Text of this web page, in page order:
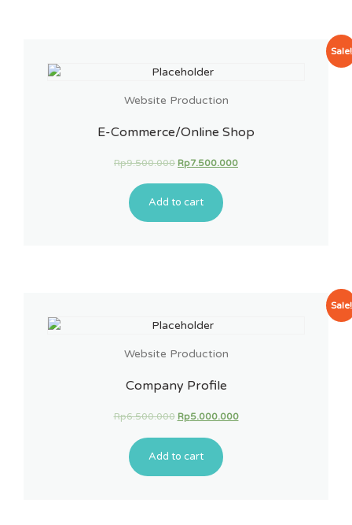
Sale!
Website Production
E-Commerce/Online Shop
Rp9.500.000 Rp7.500.000
Add to cart
Sale!
Website Production
Company Profile
Rp6.500.000 Rp5.000.000
Add to cart